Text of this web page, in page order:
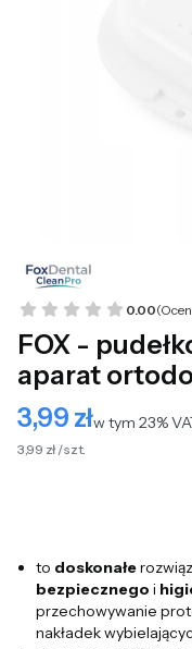
0.00
FOX -
aparat
Cena
3,99 złw tym 23%
w tym 23%
3,99 zł / szt.
to doskonałe
bezpiecznego i
przechowywanie
nakładek